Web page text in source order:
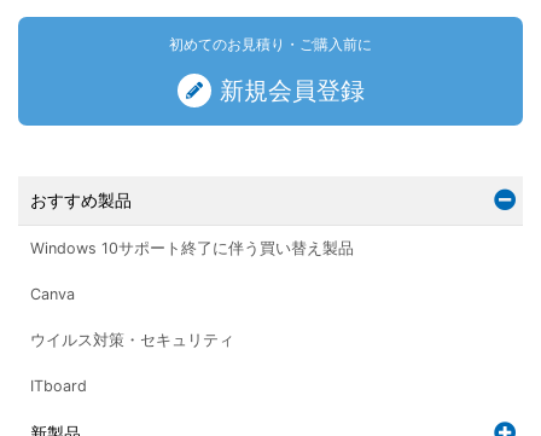
初めてのお見積り・ご購入前に
新規会員登録
おすすめ製品
Windows 10サポート終了に伴う買い替え製品
Canva
ウイルス対策・セキュリティ
ITboard